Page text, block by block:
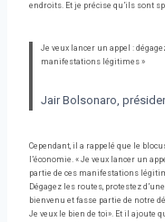
endroits. Et je précise qu’ils sont
Je veux lancer un appel :
manifestations légitimes »
Jair Bolsonaro,
Cependant, il a rappelé que le
l’économie. « Je veux lancer un
partie de ces manifestations
Dégagez les routes, protestez
bienvenu et fasse partie de notre
Je veux le bien de toi». Et il ajoute